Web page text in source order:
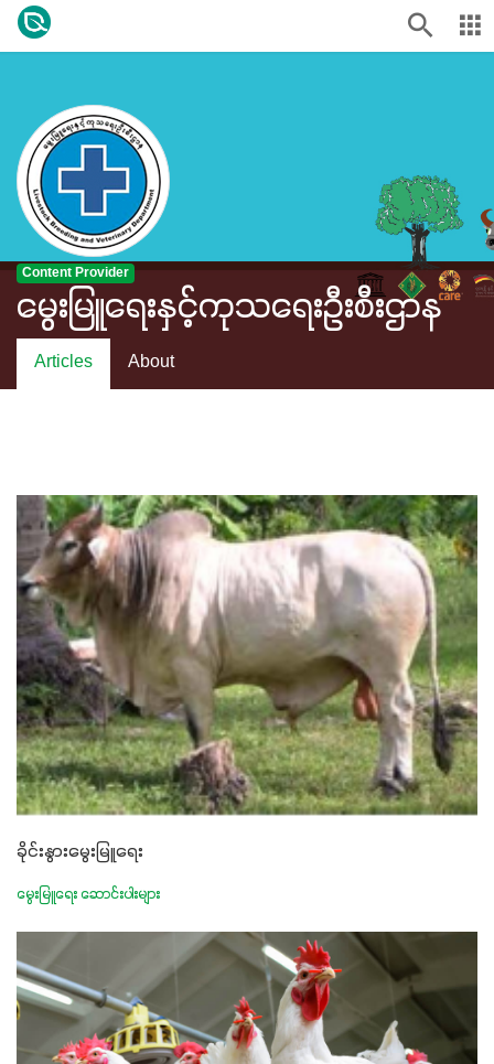
Content Provider
မွေးမြူရေးနှင့်ကုသရေးဦးစီးဌာန
Articles About
ခိုင်းနွားမွေးမြူရေး
မွေးမြူရေး ဆောင်းပါးများ